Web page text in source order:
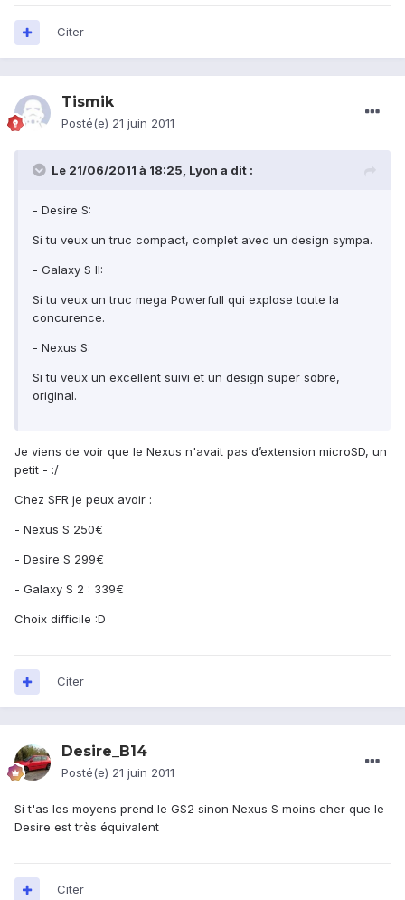
Citer
Tismik
Posté(e) 21 juin 2011
Le 21/06/2011 à 18:25, Lyon a dit :
- Desire S:
Si tu veux un truc compact, complet avec un design sympa.
- Galaxy S II:
Si tu veux un truc mega Powerfull qui explose toute la
concurence.
- Nexus S:
Si tu veux un excellent suivi et un design super sobre,
original.
Je viens de voir que le Nexus n'avait pas d’extension microSD, un
petit - :/
Chez SFR je peux avoir :
- Nexus S 250€
- Desire S 299€
- Galaxy S 2 : 339€
Choix difficile :D
Citer
Desire_B14
Posté(e) 21 juin 2011
Si t'as les moyens prend le GS2 sinon Nexus S moins cher que le
Desire est très équivalent
Citer